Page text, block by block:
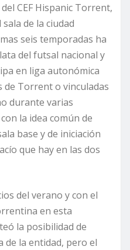
CEF Hispanic Torrent,
de la ciudad
seis temporadas ha
del futsal nacional y
en liga autonómica
de Torrent o vinculadas
durante varias
la idea común de
base y de iniciación
que hay en las dos
del verano y con el
en esta
la posibilidad de
de la entidad, pero el